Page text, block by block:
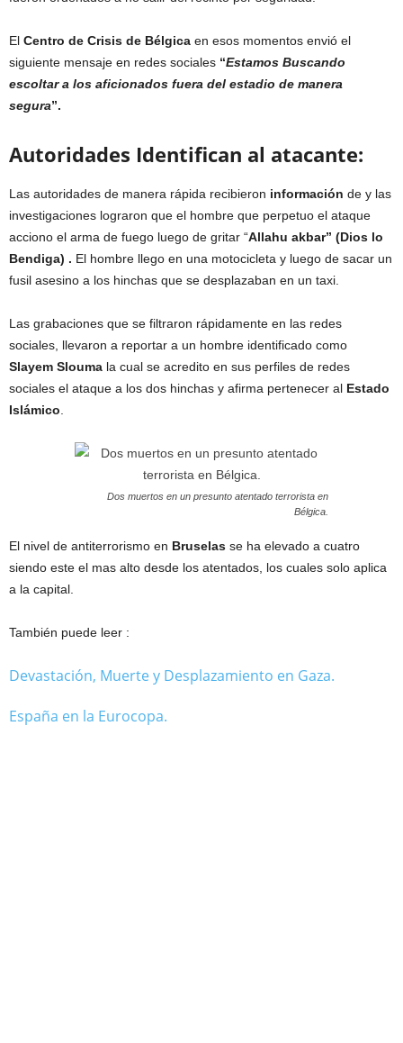
El Centro de Crisis de Bélgica en esos momentos envió el
siguiente mensaje en redes sociales “Estamos Buscando
escoltar a los aficionados fuera del estadio de manera
segura”.
Autoridades Identifican al atacante:
Las autoridades de manera rápida recibieron información de y las
investigaciones lograron que el hombre que perpetuo el ataque
acciono el arma de fuego luego de gritar “Allahu akbar” (Dios lo
Bendiga) . El hombre llego en una motocicleta y luego de sacar un
fusil asesino a los hinchas que se desplazaban en un taxi.
Las grabaciones que se filtraron rápidamente en las redes
sociales, llevaron a reportar a un hombre identificado como
Slayem Slouma la cual se acredito en sus perfiles de redes
sociales el ataque a los dos hinchas y afirma pertenecer al Estado
Islámico
Dos muertos en un presunto atentado terrorista en
Bélgica.
El nivel de antiterrorismo en Bruselas se ha elevado a cuatro
siendo este el mas alto desde los atentados, los cuales solo aplica
a la capital.
También puede leer :
Devastación, Muerte y Desplazamiento en Gaza.
España en la Eurocopa.